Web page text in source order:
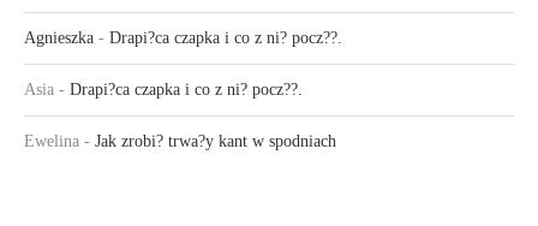
Agnieszka - Drapi?ca czapka i co z ni? pocz??.
Asia - Drapi?ca czapka i co z ni? pocz??.
Ewelina - Jak zrobi? trwa?y kant w spodniach